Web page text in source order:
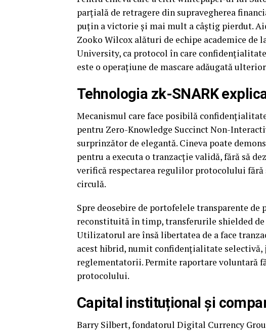
parțială de retragere din supravegherea
puțin a victorie și mai mult a câștig pierdut.
Zooko Wilcox alături de echipe academice de
University, ca protocol în care
este o operațiune de mascare adăugată
Tehnologia zk-SNARK
Mecanismul care face posibilă
pentru Zero-Knowledge Succinct Non-
surprinzător de elegantă. Cineva poate
pentru a executa o tranzacție validă, fără să
verifică respectarea regulilor protocolului
circulă.
Spre deosebire de portofelele transparente de
reconstituită în timp, transferurile shielded de
Utilizatorul are însă libertatea de a face
acest hibrid, numit confidențialitate
reglementatorii. Permite raportare voluntară
protocolului.
Capital instituțional și
Barry Silbert, fondatorul Digital Currency